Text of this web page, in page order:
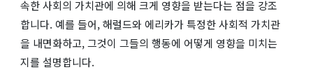
속한 사회의 가치관에 의해 크게 영향을 받는다는 점을 강조
합니다. 예를 들어, 해럴드와 에리카가 특정한 사회적 가치관
을 내면화하고, 그것이 그들의 행동에 어떻게 영향을 미치는
지를 설명합니다.